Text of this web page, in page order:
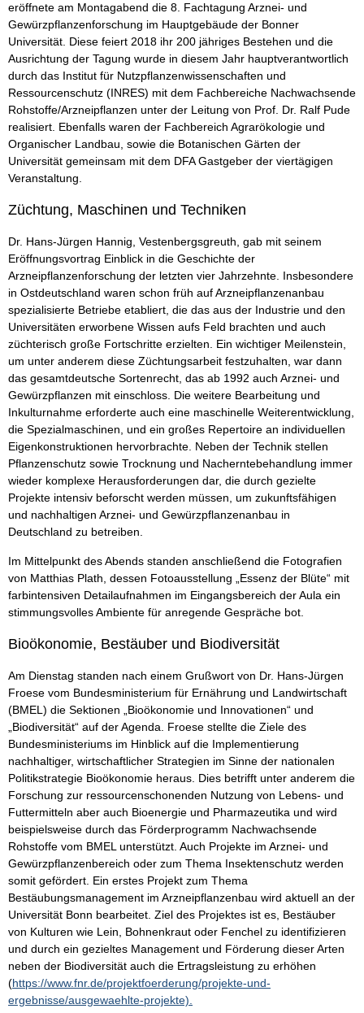
eröffnete am Montagabend die 8. Fachtagung Arznei- und
Gewürzpflanzenforschung im Hauptgebäude der Bonner
Universität. Diese feiert 2018 ihr 200 jähriges Bestehen und die
Ausrichtung der Tagung wurde in diesem Jahr hauptverantwortlich
durch das Institut für Nutzpflanzenwissenschaften und
Ressourcenschutz (INRES) mit dem Fachbereiche Nachwachsende
Rohstoffe/Arzneipflanzen unter der Leitung von Prof. Dr. Ralf Pude
realisiert. Ebenfalls waren der Fachbereich Agrarökologie und
Organischer Landbau, sowie die Botanischen Gärten der
Universität gemeinsam mit dem DFA Gastgeber der viertägigen
Veranstaltung.
Züchtung, Maschinen und Techniken
Dr. Hans-Jürgen Hannig, Vestenbergsgreuth, gab mit seinem
Eröffnungsvortrag Einblick in die Geschichte der
Arzneipflanzenforschung der letzten vier Jahrzehnte. Insbesondere
in Ostdeutschland waren schon früh auf Arzneipflanzenanbau
spezialisierte Betriebe etabliert, die das aus der Industrie und den
Universitäten erworbene Wissen aufs Feld brachten und auch
züchterisch große Fortschritte erzielten. Ein wichtiger Meilenstein,
um unter anderem diese Züchtungsarbeit festzuhalten, war dann
das gesamtdeutsche Sortenrecht, das ab 1992 auch Arznei- und
Gewürzpflanzen mit einschloss. Die weitere Bearbeitung und
Inkulturnahme erforderte auch eine maschinelle Weiterentwicklung,
die Spezialmaschinen, und ein großes Repertoire an individuellen
Eigenkonstruktionen hervorbrachte. Neben der Technik stellen
Pflanzenschutz sowie Trocknung und Nacherntebehandlung immer
wieder komplexe Herausforderungen dar, die durch gezielte
Projekte intensiv beforscht werden müssen, um zukunftsfähigen
und nachhaltigen Arznei- und Gewürzpflanzenanbau in
Deutschland zu betreiben.
Im Mittelpunkt des Abends standen anschließend die Fotografien
von Matthias Plath, dessen Fotoausstellung „Essenz der Blüte“ mit
farbintensiven Detailaufnahmen im Eingangsbereich der Aula ein
stimmungsvolles Ambiente für anregende Gespräche bot.
Bioökonomie, Bestäuber und Biodiversität
Am Dienstag standen nach einem Grußwort von Dr. Hans-Jürgen
Froese vom Bundesministerium für Ernährung und Landwirtschaft
(BMEL) die Sektionen „Bioökonomie und Innovationen“ und
„Biodiversität“ auf der Agenda. Froese stellte die Ziele des
Bundesministeriums im Hinblick auf die Implementierung
nachhaltiger, wirtschaftlicher Strategien im Sinne der nationalen
Politikstrategie Bioökonomie heraus. Dies betrifft unter anderem die
Forschung zur ressourcenschonenden Nutzung von Lebens- und
Futtermitteln aber auch Bioenergie und Pharmazeutika und wird
beispielsweise durch das Förderprogramm Nachwachsende
Rohstoffe vom BMEL unterstützt. Auch Projekte im Arznei- und
Gewürzpflanzenbereich oder zum Thema Insektenschutz werden
somit gefördert. Ein erstes Projekt zum Thema
Bestäubungsmanagement im Arzneipflanzenbau wird aktuell an der
Universität Bonn bearbeitet. Ziel des Projektes ist es, Bestäuber
von Kulturen wie Lein, Bohnenkraut oder Fenchel zu identifizieren
und durch ein gezieltes Management und Förderung dieser Arten
neben der Biodiversität auch die Ertragsleistung zu erhöhen
(https://www.fnr.de/projektfoerderung/projekte-und-
ergebnisse/ausgewaehlte-projekte).